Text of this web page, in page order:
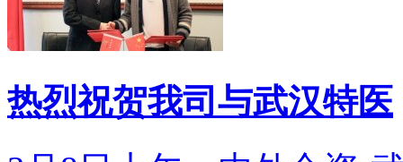
热烈祝贺我司与武汉特医